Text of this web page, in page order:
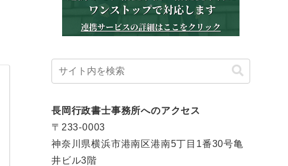
長岡行政書士事務所へのアクセス
〒233-0003
神奈川県横浜市港南区港南5丁目1番30号亀
井ビル3階